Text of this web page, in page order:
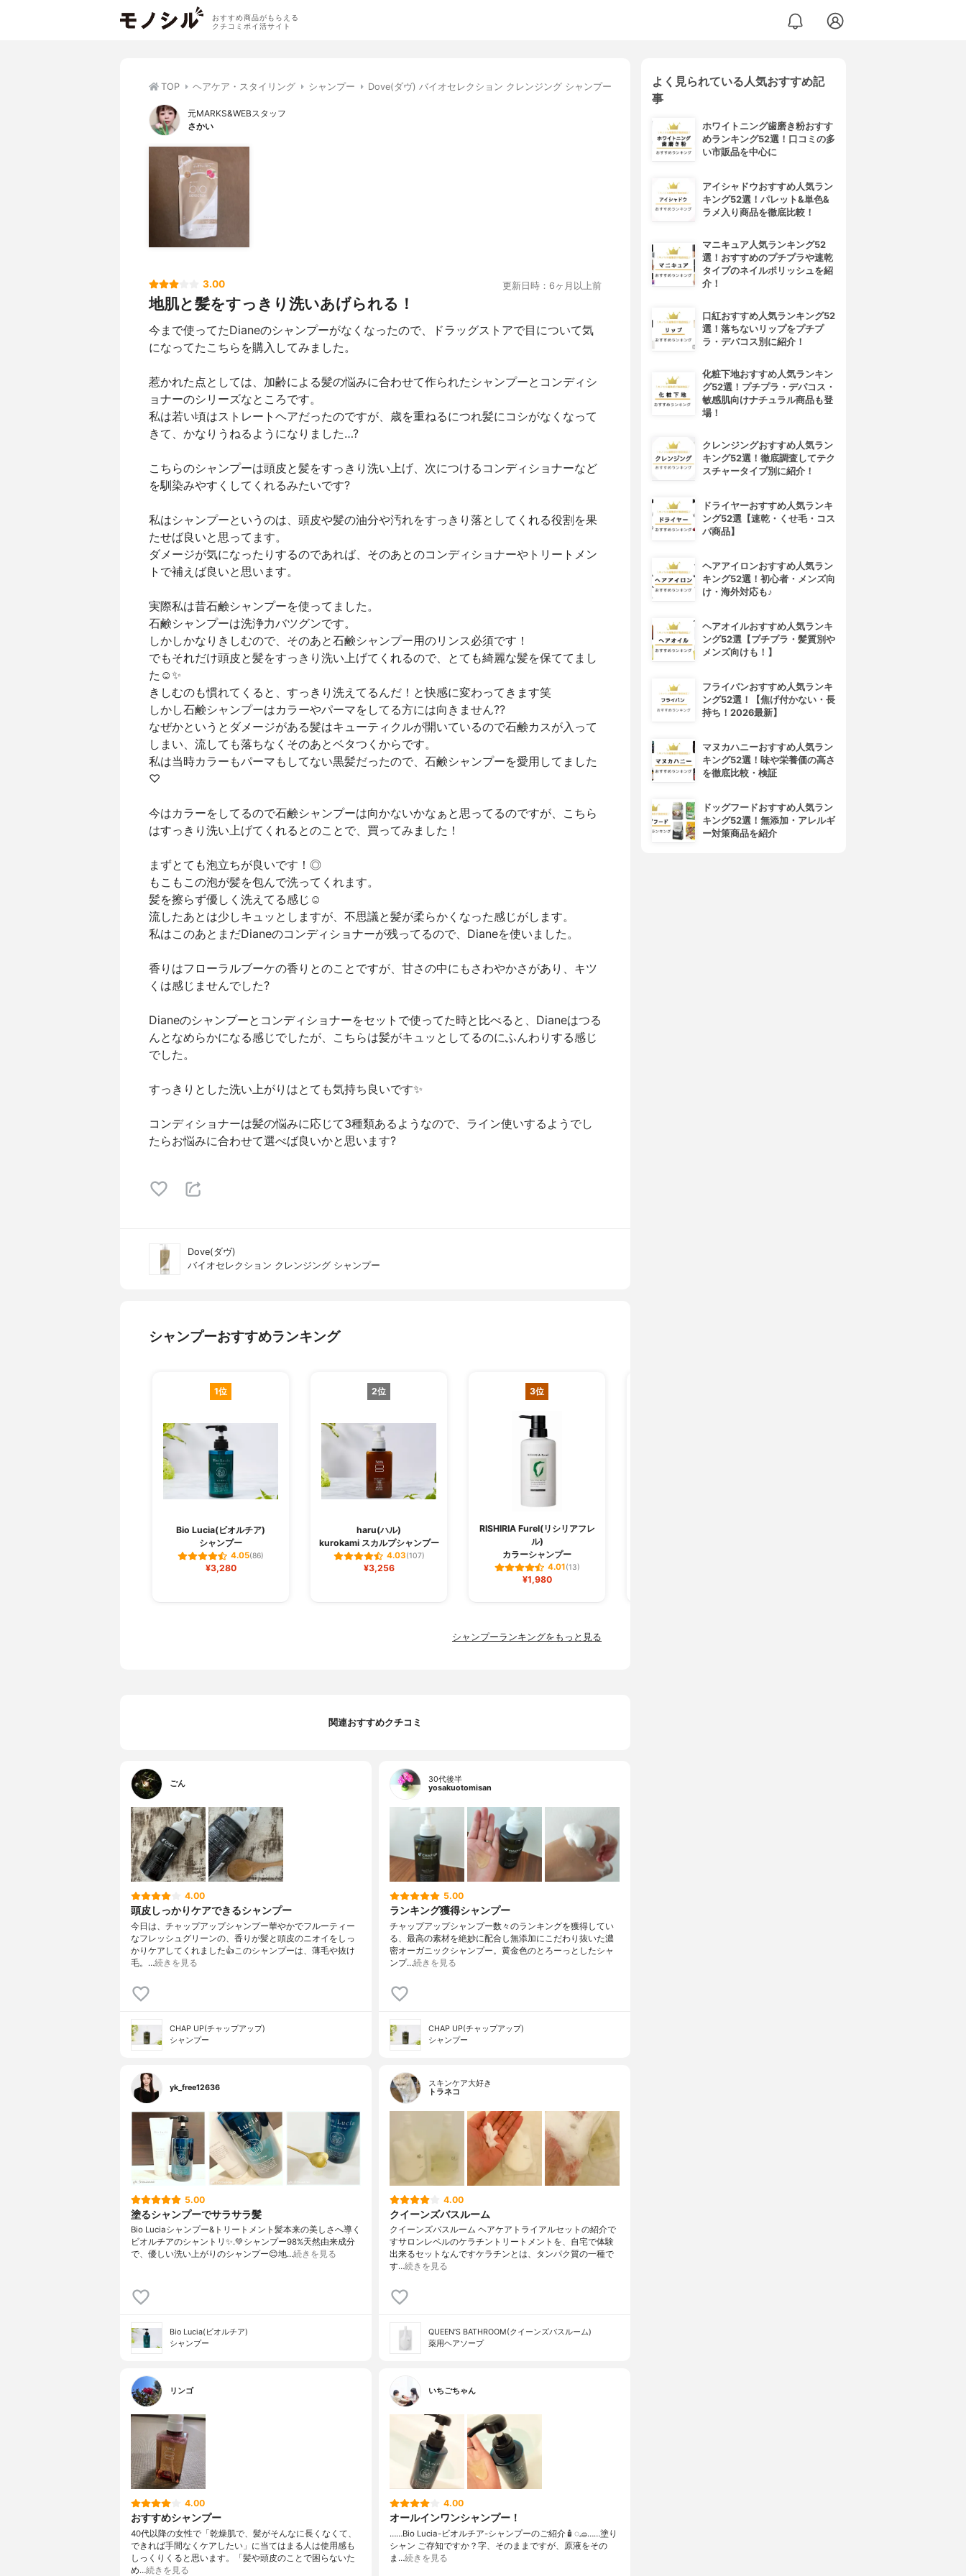
おすすめ商品がもらえる
クチコミポイ活サイト
TOP ヘアケア・スタイリング シャンプー Dove(ダヴ) バイオセレクション クレンジング シャンプー
元MARKS&WEBスタッフ
さかい
3.00 更新日時：6ヶ月以上前
地肌と髪をすっきり洗いあげられる！
今まで使ってたDianeのシャンプーがなくなったので、ドラッグストアで目について気
になってたこちらを購入してみました。
惹かれた点としては、加齢による髪の悩みに合わせて作られたシャンプーとコンディシ
ョナーのシリーズなところです。
私は若い頃はストレートヘアだったのですが、歳を重ねるにつれ髪にコシがなくなって
きて、かなりうねるようになりました…?
こちらのシャンプーは頭皮と髪をすっきり洗い上げ、次につけるコンディショナーなど
を馴染みやすくしてくれるみたいです?
私はシャンプーというのは、頭皮や髪の油分や汚れをすっきり落としてくれる役割を果
たせば良いと思ってます。
ダメージが気になったりするのであれば、そのあとのコンディショナーやトリートメン
トで補えば良いと思います。
実際私は昔石鹸シャンプーを使ってました。
石鹸シャンプーは洗浄力バツグンです。
しかしかなりきしむので、そのあと石鹸シャンプー用のリンス必須です！
でもそれだけ頭皮と髪をすっきり洗い上げてくれるので、とても綺麗な髪を保ててまし
た☺️✨
きしむのも慣れてくると、すっきり洗えてるんだ！と快感に変わってきます笑
しかし石鹸シャンプーはカラーやパーマをしてる方には向きません??
なぜかというとダメージがある髪はキューティクルが開いているので石鹸カスが入って
しまい、流しても落ちなくそのあとベタつくからです。
私は当時カラーもパーマもしてない黒髪だったので、石鹸シャンプーを愛用してました
♡
今はカラーをしてるので石鹸シャンプーは向かないかなぁと思ってるのですが、こちら
はすっきり洗い上げてくれるとのことで、買ってみました！
まずとても泡立ちが良いです！◎
もこもこの泡が髪を包んで洗ってくれます。
髪を擦らず優しく洗えてる感じ☺️
流したあとは少しキュッとしますが、不思議と髪が柔らかくなった感じがします。
私はこのあとまだDianeのコンディショナーが残ってるので、Dianeを使いました。
香りはフローラルブーケの香りとのことですが、甘さの中にもさわやかさがあり、キツ
くは感じませんでした?
Dianeのシャンプーとコンディショナーをセットで使ってた時と比べると、Dianeはつる
んとなめらかになる感じでしたが、こちらは髪がキュッとしてるのにふんわりする感じ
でした。
すっきりとした洗い上がりはとても気持ち良いです✨
コンディショナーは髪の悩みに応じて3種類あるようなので、ライン使いするようでし
たらお悩みに合わせて選べば良いかと思います?
Dove(ダヴ)
バイオセレクション クレンジング シャンプー
シャンプーおすすめランキング
1位
Bio Lucia(ビオルチア)
シャンプー
4.05(86)
¥3,280
2位
haru(ハル)
kurokami スカルプシャンプー
4.03(107)
¥3,256
3位
RISHIRIA Furel(リシリアフレ
ル)
カラーシャンプー
4.01(13)
¥1,980
シャンプーランキングをもっと見る
関連おすすめクチコミ
ごん
4.00
頭皮しっかりケアできるシャンプー
今日は、チャップアップシャンプー華やかでフルーティー
なフレッシュグリーンの、香りが髪と頭皮のニオイをしっ
かりケアしてくれました👍このシャンプーは、薄毛や抜け
毛。…続きを見る
CHAP UP(チャップアップ)
シャンプー
30代後半
yosakuotomisan
5.00
ランキング獲得シャンプー
チャップアップシャンプー数々のランキングを獲得してい
る、最高の素材を絶妙に配合し無添加にこだわり抜いた濃
密オーガニックシャンプー。黄金色のとろーっとしたシャ
ンプ…続きを見る
CHAP UP(チャップアップ)
シャンプー
yk_free12636
5.00
塗るシャンプーでサラサラ髪
Bio Luciaシャンプー&トリートメント⁡髪本来の美しさへ導く
ビオルチアのシャントリ✨⁡.💚シャンプー98%天然由来成分
で、優しい洗い上がりのシャンプー😊地…続きを見る
Bio Lucia(ビオルチア)
シャンプー
スキンケア大好き
トラネコ
4.00
クイーンズバスルーム
クイーンズバスルーム ヘアケアトライアルセットの紹介で
すサロンレベルのケラチントリートメントを、自宅で体験
出来るセットなんですケラチンとは、タンパク質の一種で
す…続きを見る
QUEEN’S BATHROOM(クイーンズバスルーム)
薬用ヘアソープ
リンゴ
4.00
おすすめシャンプー
40代以降の女性で「乾燥肌で、髪がそんなに長くなくて、
できれば手間なくケアしたい」に当てはまる人は使用感も
しっくりくると思います。「髪や頭皮のことで困らないた
め…続きを見る
いちごちゃん
4.00
オールインワンシャンプー！
……⁡Bio Lucia⁡⁡-ビオルチア-⁡⁡シャンプー⁡⁡のご紹介🧴‎◌𓈒𓐍⁡……⁡⁡⁡⁡塗り
シャン ご存知ですか？⁡⁡⁡⁡字、そのままですが、⁡原液をその
ま…続きを見る
よく見られている人気おすすめ記
事
ホワイトニング歯磨き粉おすす
めランキング52選！口コミの多
い市販品を中心に
アイシャドウおすすめ人気ラン
キング52選！パレット&単色&
ラメ入り商品を徹底比較！
マニキュア人気ランキング52
選！おすすめのプチプラや速乾
タイプのネイルポリッシュを紹
介！
口紅おすすめ人気ランキング52
選！落ちないリップをプチプ
ラ・デパコス別に紹介！
化粧下地おすすめ人気ランキン
グ52選！プチプラ・デパコス・
敏感肌向けナチュラル商品も登
場！
クレンジングおすすめ人気ラン
キング52選！徹底調査してテク
スチャータイプ別に紹介！
ドライヤーおすすめ人気ランキ
ング52選【速乾・くせ毛・コス
パ商品】
ヘアアイロンおすすめ人気ラン
キング52選！初心者・メンズ向
け・海外対応も♪
ヘアオイルおすすめ人気ランキ
ング52選【プチプラ・髪質別や
メンズ向けも！】
フライパンおすすめ人気ランキ
ング52選！【焦げ付かない・長
持ち！2026最新】
マヌカハニーおすすめ人気ラン
キング52選！味や栄養価の高さ
を徹底比較・検証
ドッグフードおすすめ人気ラン
キング52選！無添加・アレルギ
ー対策商品を紹介